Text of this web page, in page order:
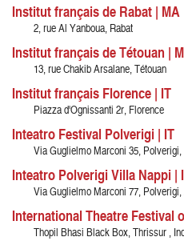
Institut français de Rabat | MA
2, rue Al Yanboua, Rabat
Institut français de Tétouan |
13, rue Chakib Arsalane, Tétouan
Institut français Florence | IT
Piazza d'Ognissanti 2r, Florence
Inteatro Festival Polverigi | IT
Via Guglielmo Marconi 35, Polverigi,
Inteatro Polverigi Villa Nappi |
Via Guglielmo Marconi 77, Polverigi,
International Theatre Festival
Thopil Bhasi Black Box, Thrissur ,